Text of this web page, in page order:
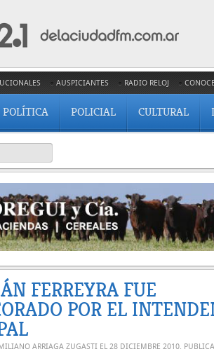
AUSPICIANTES RADIO RELOJ
POLÍTICA POLICIAL CULTURAL
FERREYRA FUE
POR EL
ARRIAGA ZUGASTI EL 28 DICIEMBRE 2010.